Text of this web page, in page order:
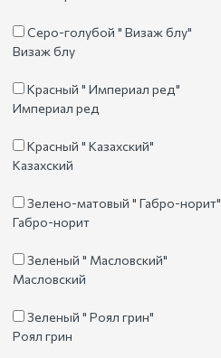
Серо-голубой " Визаж блу"
Визаж блу
Красный " Империал ред"
Империал ред
Красный " Казахский"
Казахский
Зелено-матовый " Габро-норит"
Габро-норит
Зеленый " Масловский"
Масловский
Зеленый " Роял грин"
Роял грин